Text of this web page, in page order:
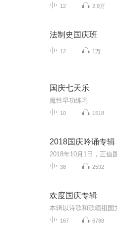
12 2.9万
法制史国庆班
12 1万
国庆七天乐
魔性早功练习
10 1518
2018国庆吟诵专辑
38 2592
欢度国庆专辑
167 6788